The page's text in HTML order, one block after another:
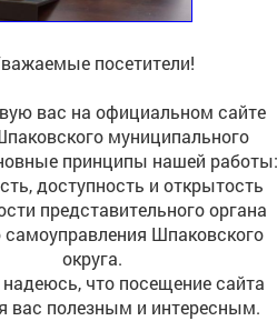
посетители!
вас на официальном сайте
муниципального
принципы нашей работы:
доступность и открытость
представительного органа
самоуправления Шпаковского
округа.
что посещение сайта
вас полезным и интересным.